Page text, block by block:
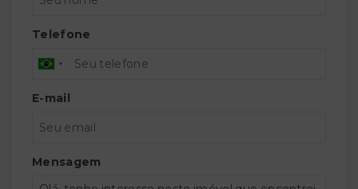
Telefone
E-mail
Mensagem